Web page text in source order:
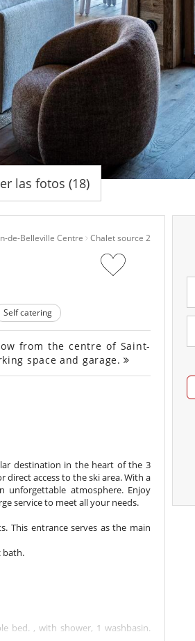
las fotos (18)
de-Belleville Centre Chalet source 2
Self catering
from the centre of Saint-
space and garage.
destination in the heart of the 3
direct access to the ski area. With a
atmosphere. Enjoy
service to meet all your needs.
This entrance serves as the main
bath.
bed. , with shower, 1 washbasin.